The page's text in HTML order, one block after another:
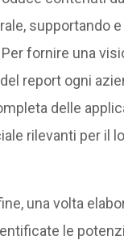
supportando
fornire una
report ogni
delle
rilevanti per il
una volta
le